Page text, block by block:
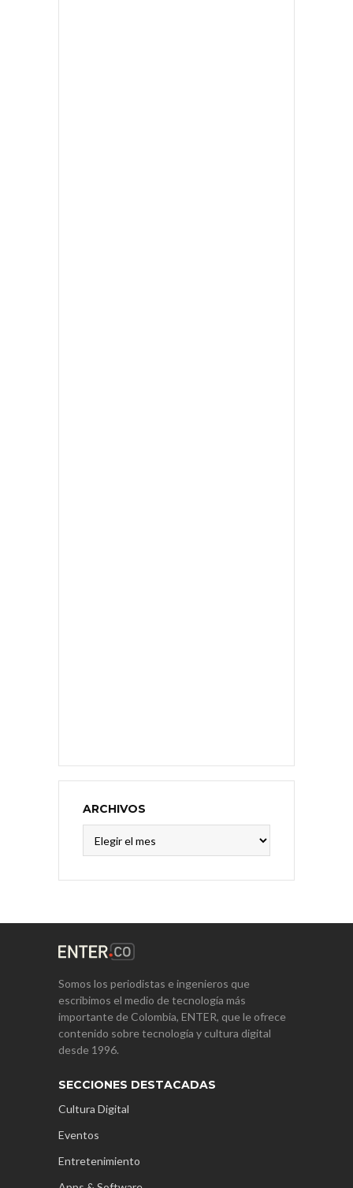
ARCHIVOS
Somos los periodistas e ingenieros que
escribimos el medio de tecnología más
importante de Colombia, ENTER, que le ofrece
contenido sobre tecnología y cultura digital
desde 1996.
SECCIONES DESTACADAS
Cultura Digital
Eventos
Entretenimiento